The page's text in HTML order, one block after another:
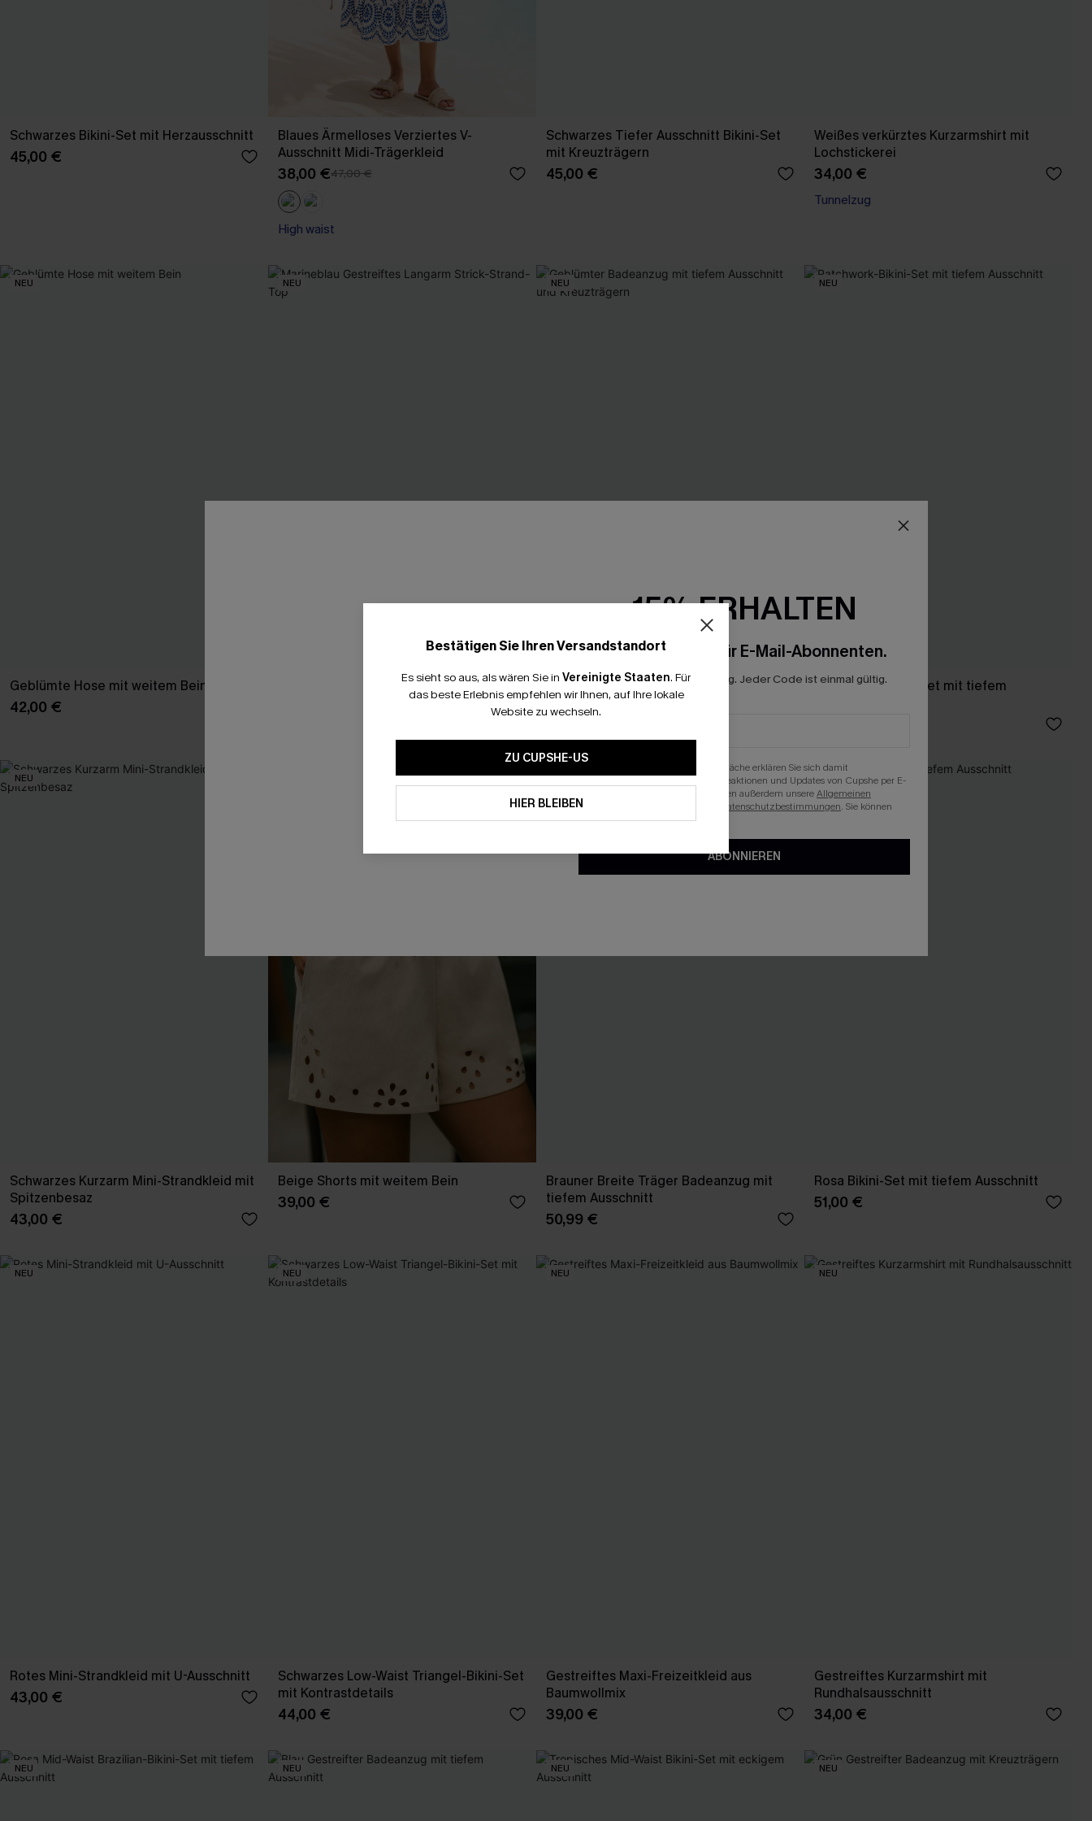
Schwarzes Bikini-Set mit Herzausschnitt
45,00 €
Blaues Ärmelloses Verziertes V-
Ausschnitt Midi-Trägerkleid
38,00 €47,00 €
High waist
Schwarzes Tiefer Ausschnitt Bikini-Set
mit Kreuzträgern
45,00 €
Weißes verkürztes Kurzarmshirt mit
Lochstickerei
34,00 €
Tunnelzug
NEU
Geblümte Hose mit weitem Bein
42,00 €
NEU
Marineblau Gestreiftes Langarm Strick-
NEU
Geblümter Badeanzug mit tiefem
Ausschnitt und Kreuzträgern
NEU
Patchwork-Bikini-Set mit tiefem
NEU
Schwarzes Kurzarm Mini-Strandkleid mit
Spitzenbesaz
43,00 €
Beige Shorts mit weitem Bein
39,00 €
NEU
Brauner Breite Träger Badeanzug mit
tiefem Ausschnitt
50,99 €
NEU
Rosa Bikini-Set mit tiefem Ausschnitt
51,00 €
NEU
Rotes Mini-Strandkleid mit U-Ausschnitt
43,00 €
NEU
Schwarzes Low-Waist Triangel-Bikini-Set
mit Kontrastdetails
44,00 €
NEU
Gestreiftes Maxi-Freizeitkleid aus
Baumwollmix
39,00 €
NEU
Gestreiftes Kurzarmshirt mit
Rundhalsausschnitt
34,00 €
NEU NEU NEU NEU
Bestätigen Sie Ihren Versandstandort
Es sieht so aus, als wären Sie in Vereinigte Staaten. Für
das beste Erlebnis empfehlen wir Ihnen, auf Ihre lokale
Website zu wechseln.
ZU CUPSHE-US
HIER BLEIBEN
15% ERHALTEN
15% ohne MBW für E-Mail-Abonnenten.
*Ein Code pro Bestellung. Jeder Code ist einmal gültig.
Mit dem Klick auf diese Schaltfläche erklären Sie sich damit
einverstanden, exklusive Werbeaktionen und Updates von Cupshe per E-
Mail zu erhalten. Sie akzeptieren außerdem unsereAllgemeinen
Datenschutzbestimmungen. Sie können
sich jederzeit abmelden.
ABONNIEREN